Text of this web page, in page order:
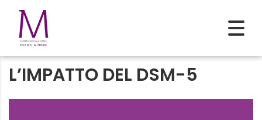
L’IMPATTO DEL DSM-5